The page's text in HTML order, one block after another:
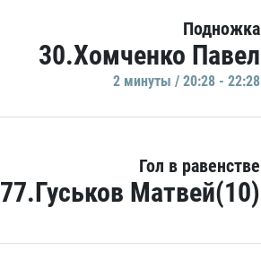
Подножка
30.Хомченко Павел
2 минуты / 20:28 - 22:28
Гол в равенстве
77.Гуськов Матвей(10)